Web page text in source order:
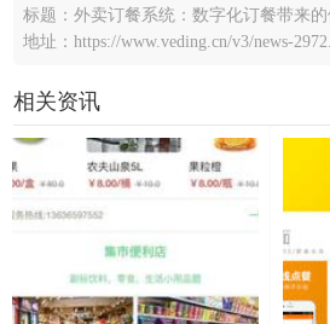
标题：外卖订餐系统：数字化订餐带来
地址：https://www.veding.cn/v3/news-
相关资讯